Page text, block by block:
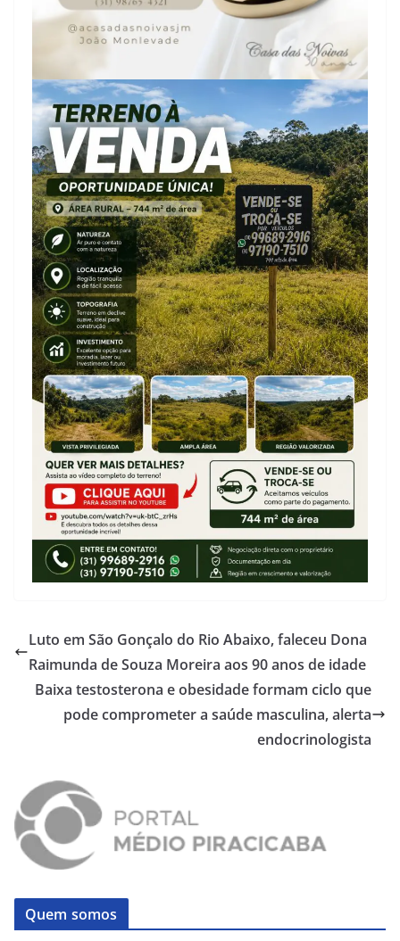
Luto em São Gonçalo do Rio Abaixo, faleceu Dona
Raimunda de Souza Moreira aos 90 anos de idade
Baixa testosterona e obesidade formam ciclo que
pode comprometer a saúde masculina, alerta
endocrinologista
Quem somos